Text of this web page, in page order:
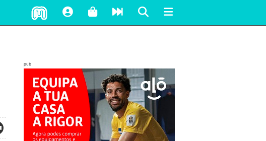
pub